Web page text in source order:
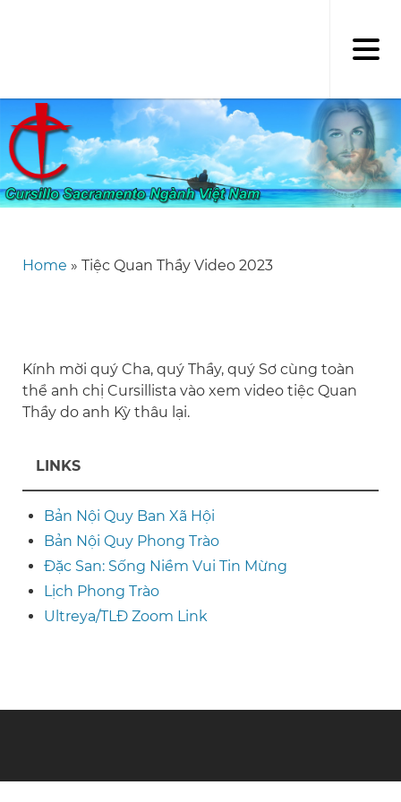
LINKS
Bản Nội Quy Ban Xã Hội
Bản Nội Quy Phong Trào
Đặc San: Sống Niềm Vui Tin Mừng
Lịch Phong Trào
Ultreya/TLĐ Zoom Link
Breadcrumb
Home Tiệc Quan Thầy Video 2023
Kính mời quý Cha, quý Thầy, quý Sơ cùng toàn
thể anh chị Cursillista vào xem video tiệc Quan
Thầy do anh Kỳ thâu lại.